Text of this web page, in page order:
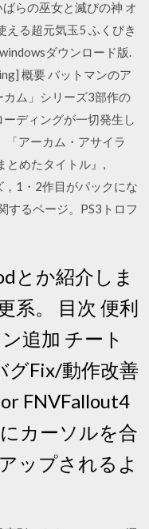
らの巫女と滅びの神 オ
える超元気玉5 ふくびき
ダウンロード版.
概要 バットマンのア
ム」シリーズ3部作の
ディングが一切発生し
「アーカム・アサイラ
とめたタイトル』,
，1・2作目がパックにな
するページ。PS3トロフ
とか紹介しま
系。 目次 便利
追加 チート
グFix/動作改善
FNVFallout4
カーソルを合
ップされるよ